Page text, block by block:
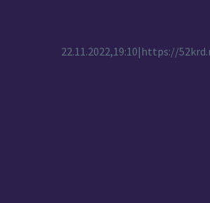
22.11.2022,19:10|https://